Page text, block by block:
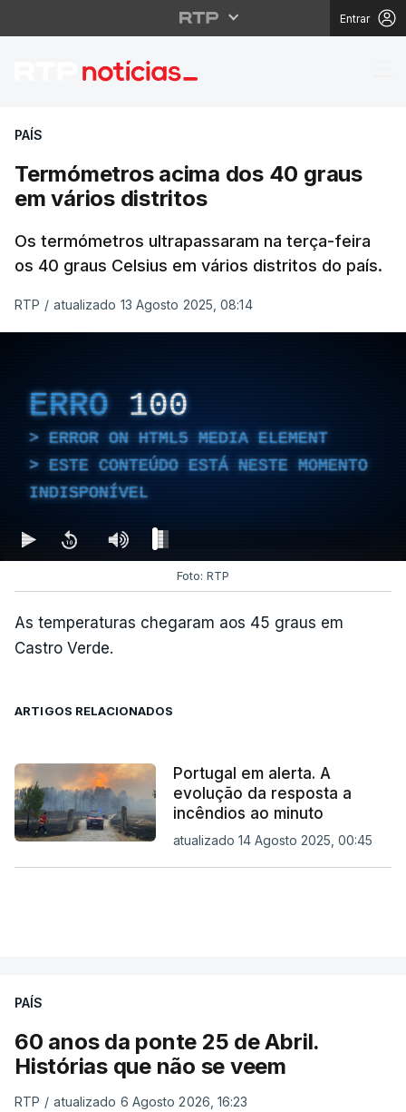
Entrar
Termómetros acima
PAÍS
Termómetros acima dos 40 graus
em vários distritos
Os termómetros ultrapassaram na terça-feira
os 40 graus Celsius em vários distritos do país.
RTP / atualizado 13 Agosto 2025, 08:14
ERRO 100
ERROR ON HTML5 MEDIA ELEMENT
ESTE CONTEÚDO ESTÁ NESTE MOMENTO
INDISPONÍVEL
Foto: RTP
As temperaturas chegaram aos 45 graus em
Castro Verde.
ARTIGOS RELACIONADOS
Portugal em alerta. A
evolução da resposta a
incêndios ao minuto
atualizado 14 Agosto 2025, 00:45
PAÍS
60 anos da ponte 25 de Abril.
Histórias que não se veem
RTP / atualizado 6 Agosto 2026, 16:23